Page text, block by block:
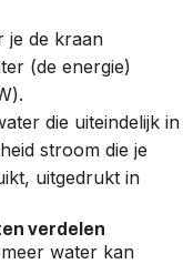
je de kraan
(de energie)
die uiteindelijk in
stroom die je
uitgedrukt in
verdelen
water kan